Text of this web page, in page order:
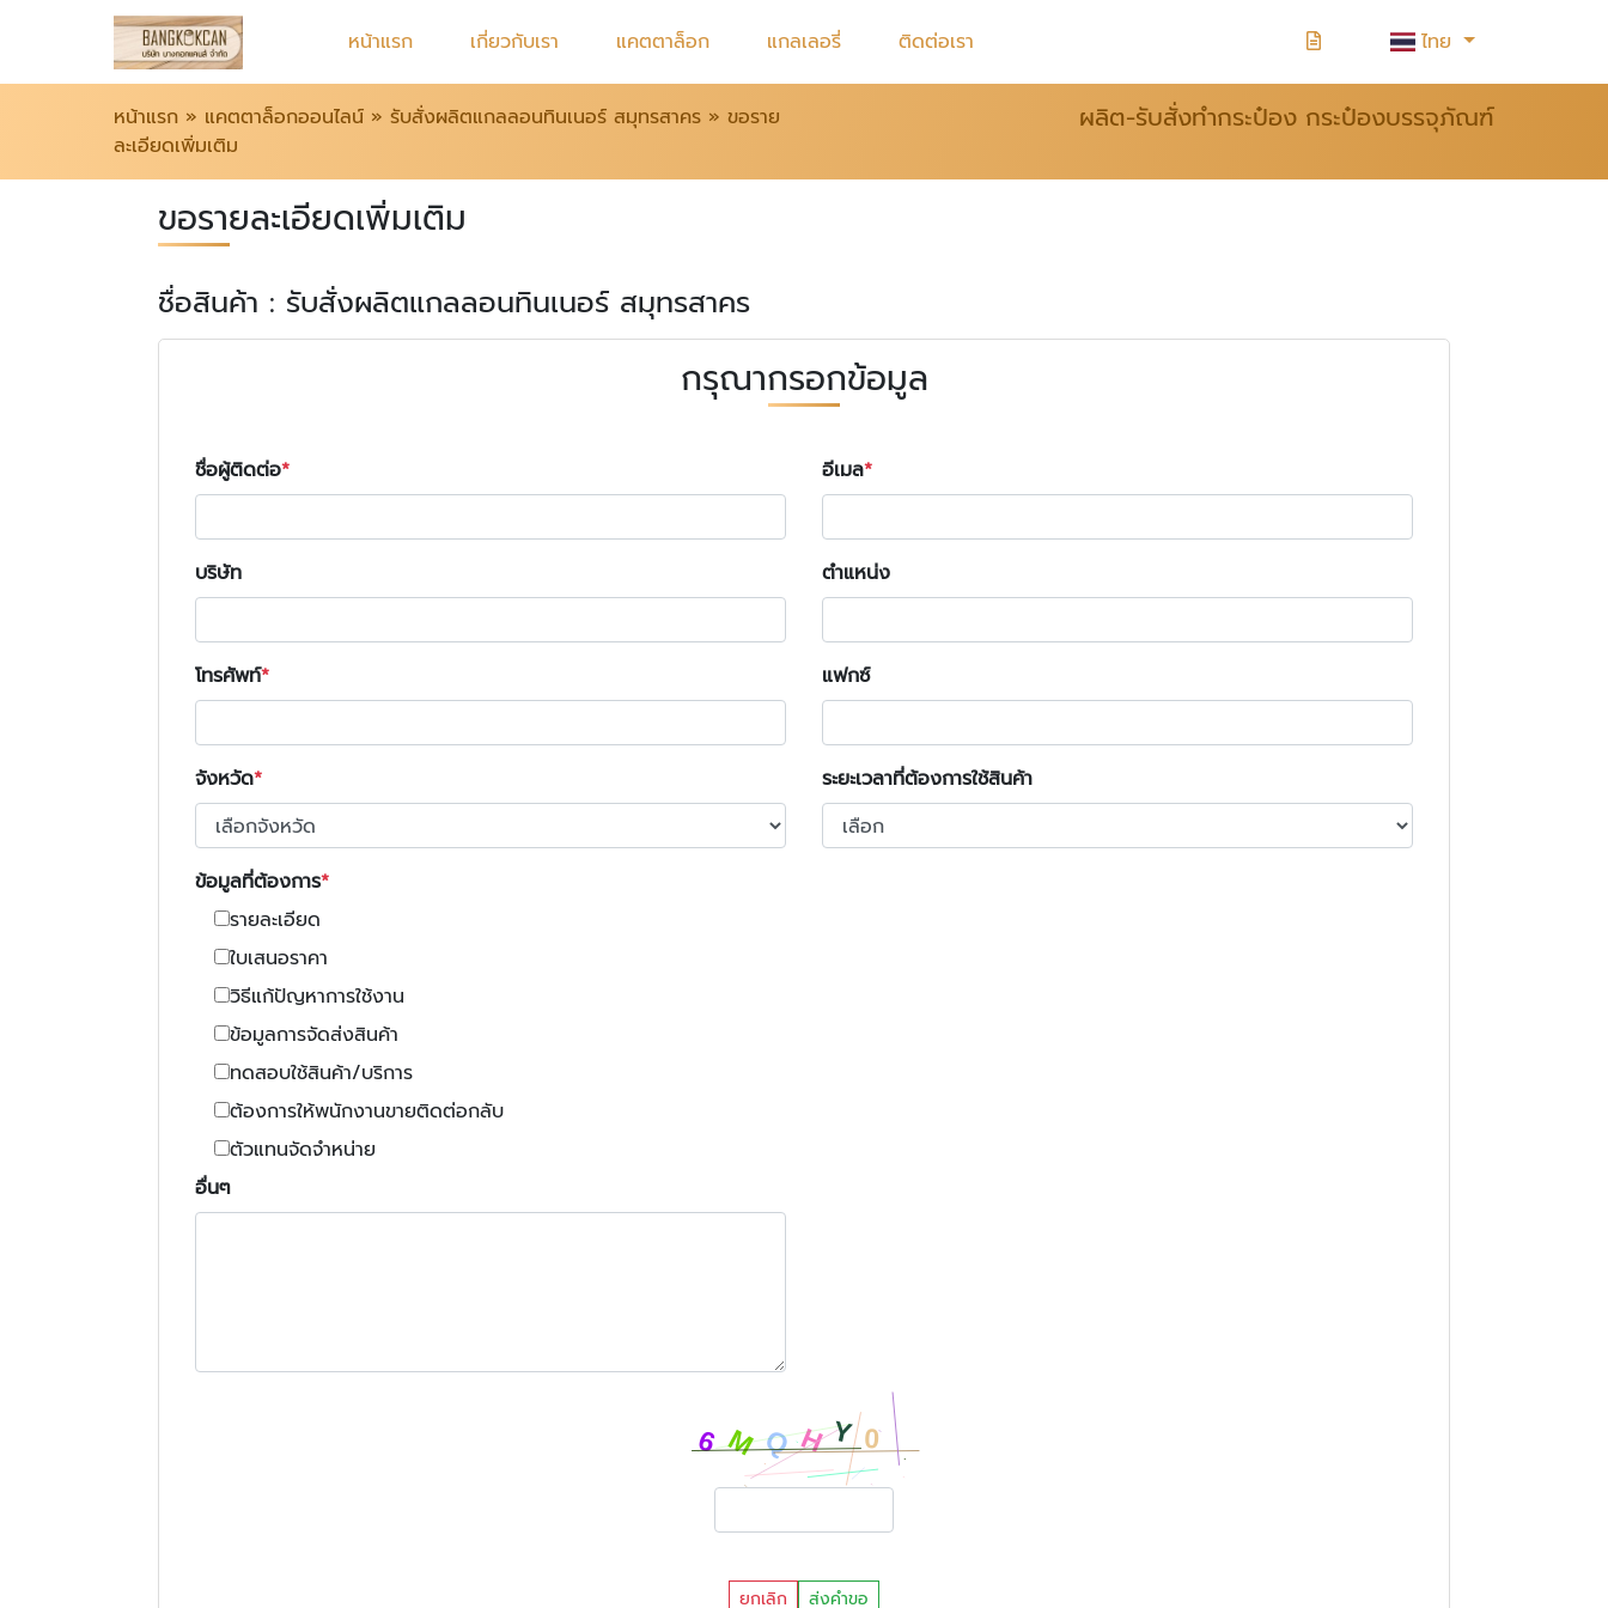
หน้าแรก เกี่ยวกับเรา แคตตาล็อก แกลเลอรี่ ติดต่อเรา ไทย
หน้าแรก » แคตตาล็อกออนไลน์ » รับสั่งผลิตแกลลอนทินเนอร์ สมุทรสาคร » ขอราย
ละเอียดเพิ่มเติม
ผลิต-รับสั่งทำกระป๋อง กระป๋องบรรจุภัณฑ์
ขอรายละเอียดเพิ่มเติม
ชื่อสินค้า : รับสั่งผลิตแกลลอนทินเนอร์ สมุทรสาคร
กรุณากรอกข้อมูล
ชื่อผู้ติดต่อ อีเมล
บริษัท ตำแหน่ง
โทรศัพท์ แฟกซ์
จังหวัด ระยะเวลาที่ต้องการใช้สินค้า
ข้อมูลที่ต้องการ
รายละเอียด
ใบเสนอราคา
วิธีแก้ปัญหาการใช้งาน
ข้อมูลการจัดส่งสินค้า
ทดสอบใช้สินค้า/บริการ
ต้องการให้พนักงานขายติดต่อกลับ
ตัวแทนจัดจำหน่าย
อื่นๆ
ยกเลิก ส่งคำขอ